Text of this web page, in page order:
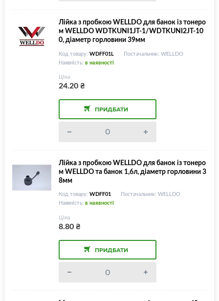
Лійка з пробкою WELLDO для банок із тонеро
м WELLDO WDTKUNI1JT-1/WDTKUNI2JT-10
0, діаметр горловини 39мм
Код товару: WDFF01L
Постачальник: WELLDO
Наявність: в наявності
Ціна
24.20₴
ПРИДБАТИ
Лійка з пробкою WELLDO для банок із тонеро
м WELLDO та банок 1,6л, діаметр горловини 3
8мм
Код товару: WDFF01
Постачальник: WELLDO
Наявність: в наявності
Ціна
8.80₴
ПРИДБАТИ